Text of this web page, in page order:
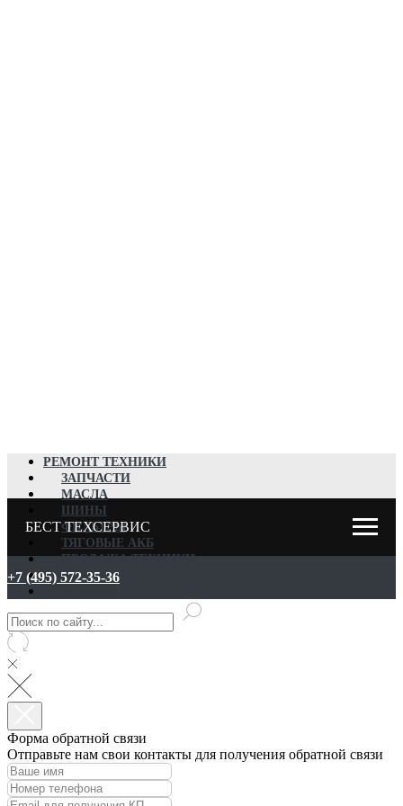
РЕМОНТ ТЕХНИКИ
ЗАПЧАСТИ
МАСЛА
ШИНЫ
ФИЛЬТРЫ
ТЯГОВЫЕ АКБ
ПРОДАЖА ТЕХНИКИ
ВЫКУП
БЕСТ ТЕХСЕРВИС
+7 (495) 572-35-36
Форма обратной связи
Отправьте нам свои контакты для получения обратной связи